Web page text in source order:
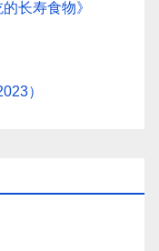
长寿食物》
）